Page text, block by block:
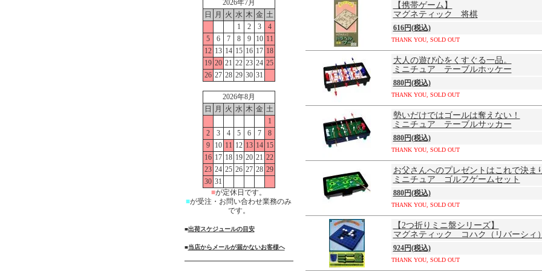
2026年7月
日
月 火 水 木 金 土
1
2 3
4
5
6 7 8 9 10 11
12 13 14 15 16 17 18
19 20 21 22 23 24 25
26 27 28 29 30 31
2026年8月
日
月 火 水 木 金 土
1
2
3 4 5 6 7
8
9
10 11 12 13 14 15
16 17 18 19 20 21 22
23 24 25 26 27 28 29
30 31
■が定休日です。
■が受注・お問い合わせ業務のみ
です。
■出荷スケジュールの目安
■当店からメールが届かないお客様へ
【携帯ゲーム】
マグネティック 将棋
616円(税込)
THANK YOU, SOLD OUT
大人の遊び心をくすぐる一品。
ミニチュア テーブルホッケー
880円(税込)
THANK YOU, SOLD OUT
勢いだけではゴールは奪えない！
ミニチュア テーブルサッカー
880円(税込)
THANK YOU, SOLD OUT
お父さんへのプレゼントはこれで決ま
ミニチュア ゴルフゲームセット
880円(税込)
THANK YOU, SOLD OUT
【2つ折りミニ盤シリーズ】
マグネティック コハク（リバーシィ
924円(税込)
THANK YOU, SOLD OUT